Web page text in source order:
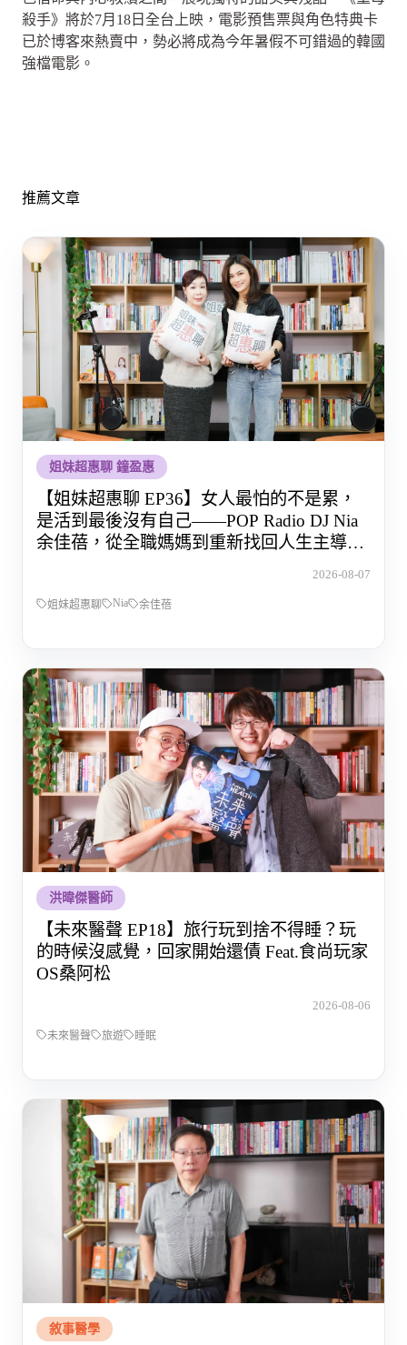
殺手》將於7月18日全台上映，電影預售票與角色特典卡
已於博客來熱賣中，勢必將成為今年暑假不可錯過的韓國
強檔電影。
推薦文章
姐妹超惠聊 鐘盈惠
【姐妹超惠聊 EP36】女人最怕的不是累，
是活到最後沒有自己——POP Radio DJ Nia
余佳蓓，從全職媽媽到重新找回人生主導權
2026-08-07
姐妹超惠聊 Nia 余佳蓓
洪暐傑醫師
【未來醫聲 EP18】旅行玩到捨不得睡？玩
的時候沒感覺，回家開始還債 Feat.食尚玩家
OS桑阿松
2026-08-06
未來醫聲 旅遊 睡眠
敘事醫學